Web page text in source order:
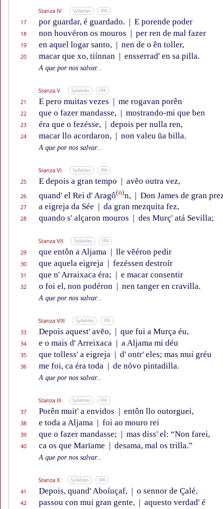
Stanza IV Syllables IPA
17 por guardar, é guardado. | E porende poder
18 non houvéron os mouros | per ren de mal fazer
19 en aquel logar santo, | nen de o ên toller,
20 macar que xo, tiínnan | ensserrad' en sa pilla.
A que por nos salvar...
Stanza V Syllables IPA
21 E pero muitas vezes | me rogavan porên
22 que o fazer mandasse, | mostrando-mi que ben
23 éra que o fezésse, | depois per nulla ren,
24 macar llo acordaron, | non valeu ũa billa.
A que por nos salvar...
Stanza VI Syllables IPA
25 E depois a gran tempo | avẽo outra vez,
26 quand' el Rei d' Aragô(o)n, | Don James de gran
27 a eigreja da Sée | da gran mezquita fez,
28 quando s' alçaron mouros | des Murç' atá Sevilla;
Stanza VII Syllables IPA
29 que entôn a Aljama | lle vẽéron pedir
30 que aquela eigreja | fezéssen destroír
31 que n' Arraixaca éra; | e macar consentir
32 o foi el, non podéron | nen tanger en cravilla.
A que por nos salvar...
Stanza VIII Syllables IPA
33 Depois aquest' avẽo, | que fui a Murça éu,
34 e o mais d' Arreixaca | a Aljama mi déu
35 que tolless' a eigreja | d' ontr' eles; mas mui gréu
36 me foi, ca éra toda | de nóvo pintadilla.
A que por nos salvar...
Stanza IX Syllables IPA
37 Porên muit' a envidos | entôn llo outorguei,
38 e toda a Aljama | foi ao mouro rei
39 que o fazer mandasse; | mas diss' el: “Non farei,
40 ca os que Marïame | desama, mal os trilla.”
A que por nos salvar...
Stanza X Syllables IPA
41 Depois, quand' Aboíuçaf, | o sennor de Çalé,
42 passou con mui gran gente, | aquesto verdad' é